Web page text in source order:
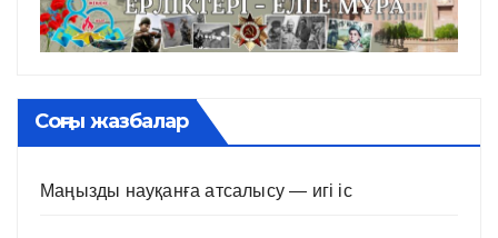
Соңғы жазбалар
Маңызды науқанға атсалысу — игі іс